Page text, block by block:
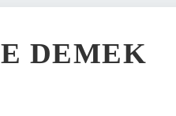
DEMEK